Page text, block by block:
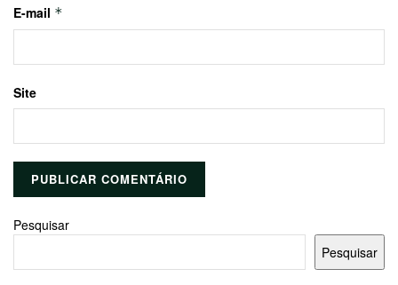
E-mail *
Site
Pesquisar
Pesquisar